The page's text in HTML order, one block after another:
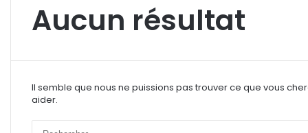
Aucun résultat
Il semble que nous ne puissions pas trouver ce que vous
aider.